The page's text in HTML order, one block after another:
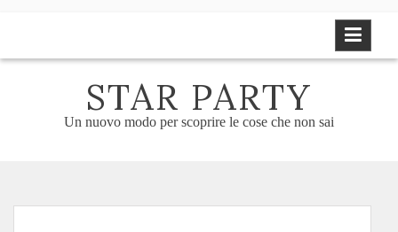
STAR PARTY
Un nuovo modo per scoprire le cose che non sai